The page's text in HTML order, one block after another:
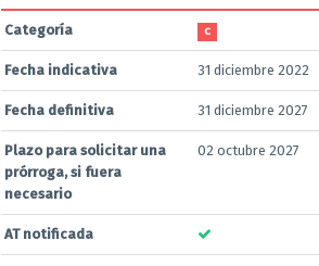
Categoría C
Fecha indicativa 31 diciembre 2022
Fecha definitiva 31 diciembre 2027
Plazo para solicitar una
prórroga, si fuera
necesario
02 octubre 2027
AT notificada